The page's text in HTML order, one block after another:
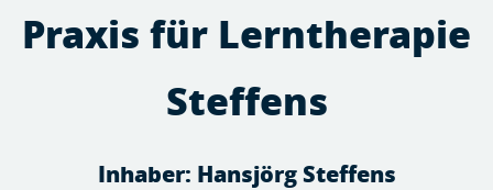
InhaltPraxis für Lerntherapie
Steffens
Inhaber: Hansjörg Steffens